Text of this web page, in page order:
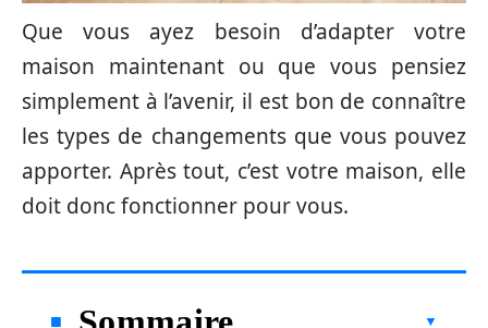
Que vous ayez besoin d’adapter votre
maison maintenant ou que vous pensiez
simplement à l’avenir, il est bon de connaître
les types de changements que vous pouvez
apporter. Après tout, c’est votre maison, elle
doit donc fonctionner pour vous.